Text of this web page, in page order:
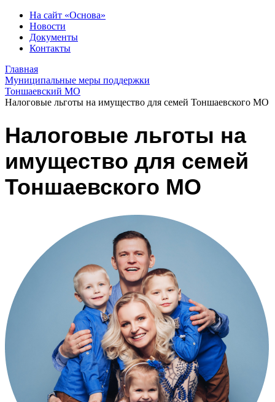
На сайт «Основа»
Новости
Документы
Контакты
Главная
Муниципальные меры поддержки
Тоншаевский МО
Налоговые льготы на имущество для семей Тоншаевского МО
Налоговые льготы на
имущество для семей
Тоншаевского МО